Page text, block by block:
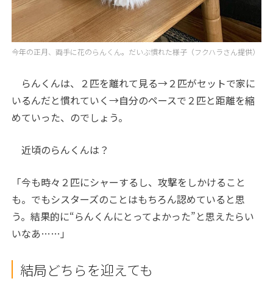
今年の正月、両手に花のらんくん。だいぶ慣れた様子（フクハラさん提供）
らんくんは、２匹を離れて見る→２匹がセットで家に
いるんだと慣れていく→自分のペースで２匹と距離を縮
めていった、のでしょう。
近頃のらんくんは？
「今も時々２匹にシャーするし、攻撃をしかけること
も。でもシスターズのことはもちろん認めていると思
う。結果的に“らんくんにとってよかった”と思えたらい
いなあ……」
結局どちらを迎えても